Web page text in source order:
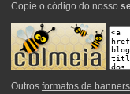
Copie o código do nosso
Outros formatos de banners